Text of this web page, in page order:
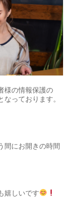
様の情報保護の
っております。
間にお開きの時間
嬉しいです